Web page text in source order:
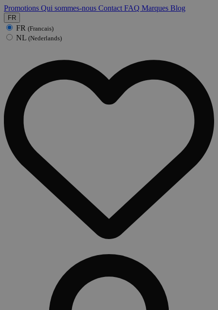
Promotions Qui sommes-nous Contact FAQ Marques Blog
FR
FR (Francais)
NL (Nederlands)